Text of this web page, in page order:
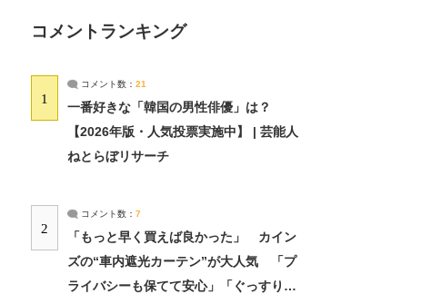
コメントランキング
1
コメント数： 21
一番好きな「韓国の男性俳優」は？
【2026年版・人気投票実施中】 | 芸能人
ねとらぼリサーチ
2
コメント数： 7
「もっと早く買えば良かった」 カイン
ズの“車内遮光カーテン”が大人気 「プ
ライバシーも保てて安心」「ぐっすり眠